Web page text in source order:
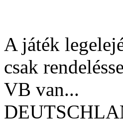
A játék
csak
VB van...